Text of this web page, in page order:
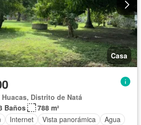
Casa
Distrito de Natá
Baños
788 m²
Internet Vista panorámica
Agua